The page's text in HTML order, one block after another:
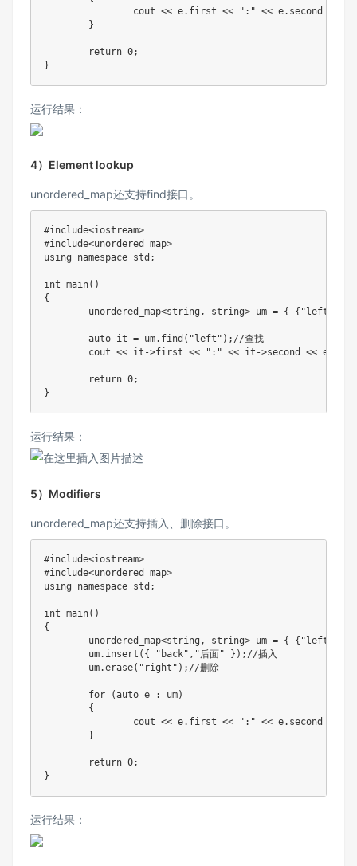
		cout
<< e. first << ":" << e. second
}
return 0;
}
运行结果：
4）Element lookup
unordered_map还支持find接口。
#include<iostream>
#include<unordered_map>
using
namespace std ;
int main( )
{
	unordered_map
<string , string> um = { { "left"
auto it = um. find ( "left" ) ; //查找
	cout
<< it ->first << ":" << it ->second << endl
return 0;
}
运行结果：
5）Modifiers
unordered_map还支持插入、删除接口。
#include<iostream>
#include<unordered_map>
using
namespace std ;
int main( )
{
	unordered_map
<string , string> um = { { "left"
	um
. insert ( { "back" , "后面" } ) ; //插入
	um
.erase( "right" ) ; //删除
for (auto e : um)
{
		cout
<< e. first << ":" << e. second
}
return 0;
}
运行结果：